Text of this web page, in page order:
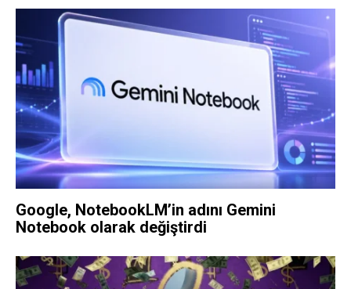
Google, NotebookLM’in adını Gemini
Notebook olarak değiştirdi